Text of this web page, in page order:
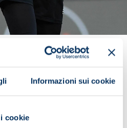
Informazioni sui cookie
cookie
of the starting line-up